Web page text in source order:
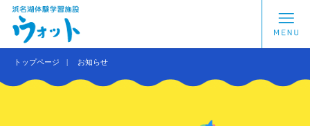
トップページ お知らせ